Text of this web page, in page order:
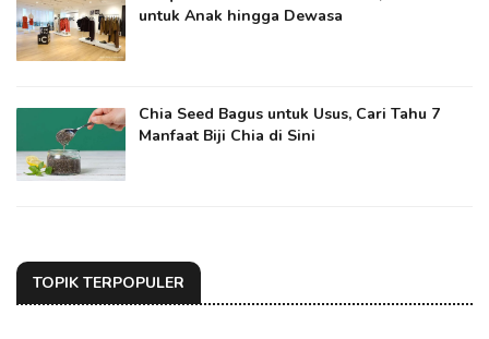
untuk Anak hingga Dewasa
Chia Seed Bagus untuk Usus, Cari Tahu 7
Manfaat Biji Chia di Sini
TOPIK TERPOPULER